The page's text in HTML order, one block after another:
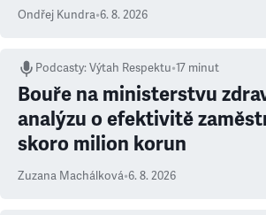
Ondřej Kundra•6. 8. 2026
Podcasty:Výtah Respektu•17 minut
Bouře na ministerstvu
analýzu o efektivitě
skoro milion korun
Zuzana Machálková•6. 8. 2026